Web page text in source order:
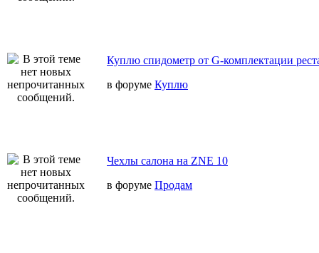
Куплю спидометр от G-комплектации
в форуме Куплю
Чехлы салона на ZNE 10
в форуме Продам